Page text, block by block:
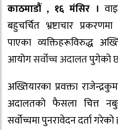
काठमाडौं , १६ मंसिर ।
बहुचर्चित भ्रष्टाचार
पाएका व्यक्तिहरूविरुद्ध
आयोगसर्वोच्च अदालतपुगेको
अख्तियारका प्रवक्ता
अदालतको फैसला चित्त
सर्वोच्चमा पुनरावेदन दर्ता गरेको